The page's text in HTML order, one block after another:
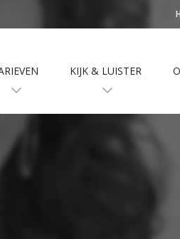
KIJK & LUISTER